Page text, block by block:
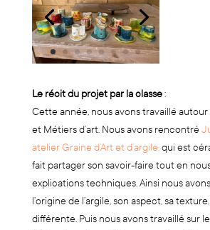
Le récit du projet par la classe:
Cette année, nous avons travaillé
et Métiers d’art. Nous avons rencontré
atelier Graine d’Art et d’argile,qui est
fait partager son savoir-faire tout en
explications techniques. Ainsi nous
l’origine de l’argile, son aspect, sa
différente. Puis nous avons travaillé sur